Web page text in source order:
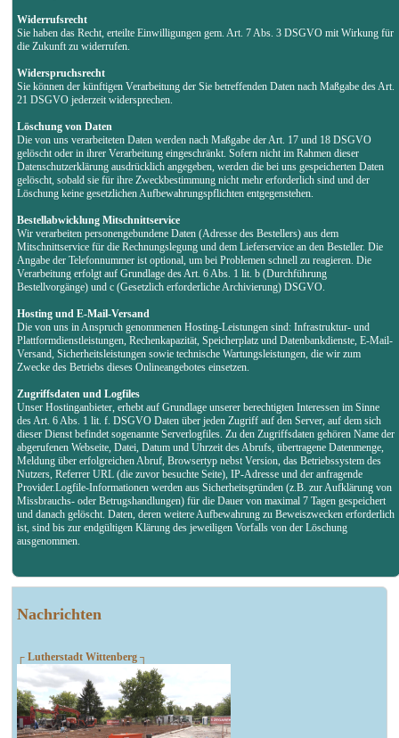
Nachrichten
┌ Lutherstadt Wittenberg ┐
Widerrufsrecht
Sie haben das Recht, erteilte Einwilligungen gem. Art. 7 Abs. 3 DSGVO mit Wirkung für
die Zukunft zu widerrufen.
Widerspruchsrecht
Sie können der künftigen Verarbeitung der Sie betreffenden Daten nach Maßgabe des Art.
21 DSGVO jederzeit widersprechen.
Löschung von Daten
Die von uns verarbeiteten Daten werden nach Maßgabe der Art. 17 und 18 DSGVO
gelöscht oder in ihrer Verarbeitung eingeschränkt. Sofern nicht im Rahmen dieser
Datenschutzerklärung ausdrücklich angegeben, werden die bei uns gespeicherten Daten
gelöscht, sobald sie für ihre Zweckbestimmung nicht mehr erforderlich sind und der
Löschung keine gesetzlichen Aufbewahrungspflichten entgegenstehen.
Bestellabwicklung Mitschnittservice
Wir verarbeiten personengebundene Daten (Adresse des Bestellers) aus dem
Mitschnittservice für die Rechnungslegung und dem Lieferservice an den Besteller. Die
Angabe der Telefonnummer ist optional, um bei Problemen schnell zu reagieren. Die
Verarbeitung erfolgt auf Grundlage des Art. 6 Abs. 1 lit. b (Durchführung
Bestellvorgänge) und c (Gesetzlich erforderliche Archivierung) DSGVO.
Hosting und E-Mail-Versand
Die von uns in Anspruch genommenen Hosting-Leistungen sind: Infrastruktur- und
Plattformdienstleistungen, Rechenkapazität, Speicherplatz und Datenbankdienste, E-Mail-
Versand, Sicherheitsleistungen sowie technische Wartungsleistungen, die wir zum
Zwecke des Betriebs dieses Onlineangebotes einsetzen.
Zugriffsdaten und Logfiles
Unser Hostinganbieter, erhebt auf Grundlage unserer berechtigten Interessen im Sinne
des Art. 6 Abs. 1 lit. f. DSGVO Daten über jeden Zugriff auf den Server, auf dem sich
dieser Dienst befindet sogenannte Serverlogfiles. Zu den Zugriffsdaten gehören Name der
abgerufenen Webseite, Datei, Datum und Uhrzeit des Abrufs, übertragene Datenmenge,
Meldung über erfolgreichen Abruf, Browsertyp nebst Version, das Betriebssystem des
Nutzers, Referrer URL (die zuvor besuchte Seite), IP-Adresse und der anfragende
Provider.Logfile-Informationen werden aus Sicherheitsgründen (z.B. zur Aufklärung von
Missbrauchs- oder Betrugshandlungen) für die Dauer von maximal 7 Tagen gespeichert
und danach gelöscht. Daten, deren weitere Aufbewahrung zu Beweiszwecken erforderlich
ist, sind bis zur endgültigen Klärung des jeweiligen Vorfalls von der Löschung
ausgenommen.